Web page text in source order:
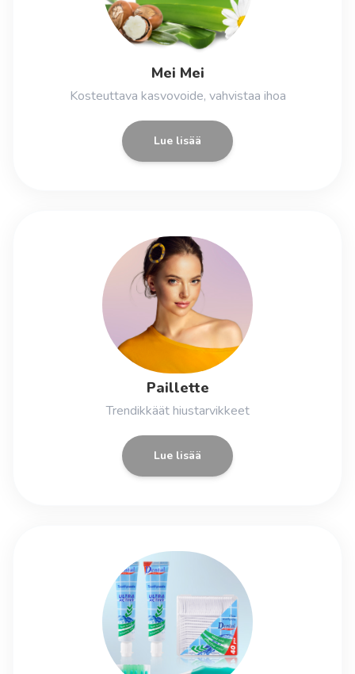
Mei Mei
Kosteuttava kasvovoide, vahvistaa ihoa
Lue lisää
Paillette
Trendikkäät hiustarvikkeet
Lue lisää